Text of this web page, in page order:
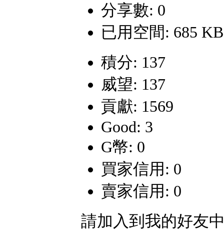
分享數: 0
已用空間: 685 KB
積分: 137
威望: 137
貢獻: 1569
Good: 3
G幣: 0
買家信用: 0
賣家信用: 0
請加入到我的好友